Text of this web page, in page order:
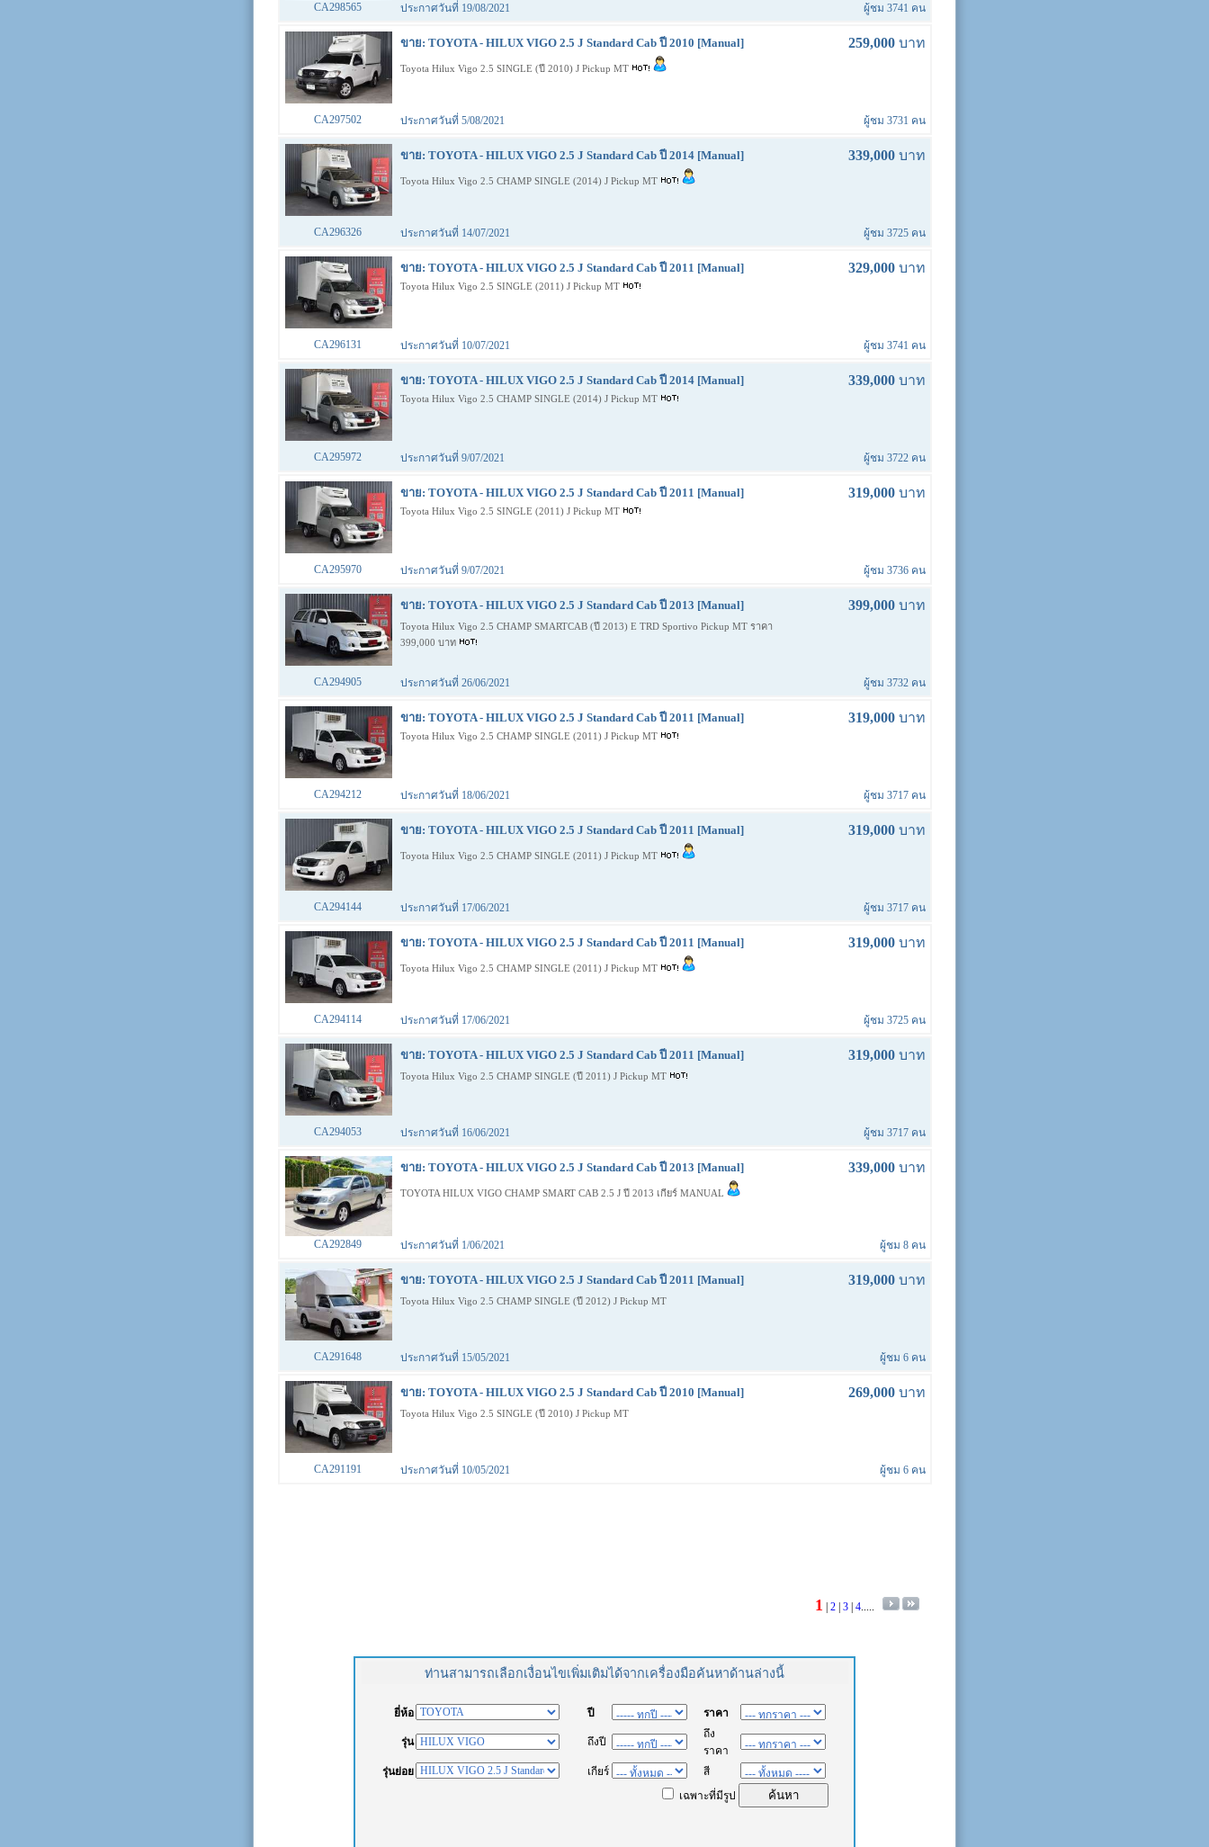
CA298565 ประกาศวันที่ 19/08/2021 ผู้ชม 3741 คน
ขาย: TOYOTA - HILUX VIGO 2.5 J Standard Cab ปี 2010 [Manual] 259,000บาท
Toyota Hilux Vigo 2.5 SINGLE (ปี 2010) J Pickup MT
CA297502 ประกาศวันที่ 5/08/2021 ผู้ชม 3731 คน
ขาย: TOYOTA - HILUX VIGO 2.5 J Standard Cab ปี 2014 [Manual] 339,000บาท
Toyota Hilux Vigo 2.5 CHAMP SINGLE (2014) J Pickup MT
CA296326 ประกาศวันที่ 14/07/2021 ผู้ชม 3725 คน
ขาย: TOYOTA - HILUX VIGO 2.5 J Standard Cab ปี 2011 [Manual] 329,000บาท
Toyota Hilux Vigo 2.5 SINGLE (2011) J Pickup MT
CA296131 ประกาศวันที่ 10/07/2021 ผู้ชม 3741 คน
ขาย: TOYOTA - HILUX VIGO 2.5 J Standard Cab ปี 2014 [Manual] 339,000บาท
Toyota Hilux Vigo 2.5 CHAMP SINGLE (2014) J Pickup MT
CA295972 ประกาศวันที่ 9/07/2021 ผู้ชม 3722 คน
ขาย: TOYOTA - HILUX VIGO 2.5 J Standard Cab ปี 2011 [Manual] 319,000บาท
Toyota Hilux Vigo 2.5 SINGLE (2011) J Pickup MT
CA295970 ประกาศวันที่ 9/07/2021 ผู้ชม 3736 คน
ขาย: TOYOTA - HILUX VIGO 2.5 J Standard Cab ปี 2013 [Manual] 399,000บาท
Toyota Hilux Vigo 2.5 CHAMP SMARTCAB (ปี 2013) E TRD Sportivo Pickup MT ราคา
399,000 บาท
CA294905 ประกาศวันที่ 26/06/2021 ผู้ชม 3732 คน
ขาย: TOYOTA - HILUX VIGO 2.5 J Standard Cab ปี 2011 [Manual] 319,000บาท
Toyota Hilux Vigo 2.5 CHAMP SINGLE (2011) J Pickup MT
CA294212 ประกาศวันที่ 18/06/2021 ผู้ชม 3717 คน
ขาย: TOYOTA - HILUX VIGO 2.5 J Standard Cab ปี 2011 [Manual] 319,000บาท
Toyota Hilux Vigo 2.5 CHAMP SINGLE (2011) J Pickup MT
CA294144 ประกาศวันที่ 17/06/2021 ผู้ชม 3717 คน
ขาย: TOYOTA - HILUX VIGO 2.5 J Standard Cab ปี 2011 [Manual] 319,000บาท
Toyota Hilux Vigo 2.5 CHAMP SINGLE (2011) J Pickup MT
CA294114 ประกาศวันที่ 17/06/2021 ผู้ชม 3725 คน
ขาย: TOYOTA - HILUX VIGO 2.5 J Standard Cab ปี 2011 [Manual] 319,000บาท
Toyota Hilux Vigo 2.5 CHAMP SINGLE (ปี 2011) J Pickup MT
CA294053 ประกาศวันที่ 16/06/2021 ผู้ชม 3717 คน
ขาย: TOYOTA - HILUX VIGO 2.5 J Standard Cab ปี 2013 [Manual] 339,000บาท
TOYOTA HILUX VIGO CHAMP SMART CAB 2.5 J ปี 2013 เกียร์ MANUAL
CA292849 ประกาศวันที่ 1/06/2021 ผู้ชม 8 คน
ขาย: TOYOTA - HILUX VIGO 2.5 J Standard Cab ปี 2011 [Manual] 319,000บาท
Toyota Hilux Vigo 2.5 CHAMP SINGLE (ปี 2012) J Pickup MT
CA291648 ประกาศวันที่ 15/05/2021 ผู้ชม 6 คน
ขาย: TOYOTA - HILUX VIGO 2.5 J Standard Cab ปี 2010 [Manual] 269,000บาท
Toyota Hilux Vigo 2.5 SINGLE (ปี 2010) J Pickup MT
CA291191 ประกาศวันที่ 10/05/2021 ผู้ชม 6 คน
1 2 3 4.....
ท่านสามารถเลือกเงื่อนไขเพิ่มเติมได้จากเครื่องมือค้นหาด้านล่างนี้
ยี่ห้อ ปี ราคา
รุ่น ถึงปี
ถึง
ราคา
รุ่นย่อย
เกียร์
สี
เฉพาะที่มีรูป